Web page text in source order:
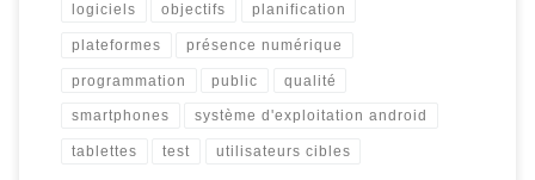
logiciels objectifs planification
plateformes présence numérique
programmation public qualité
smartphones système d'exploitation android
tablettes test utilisateurs cibles